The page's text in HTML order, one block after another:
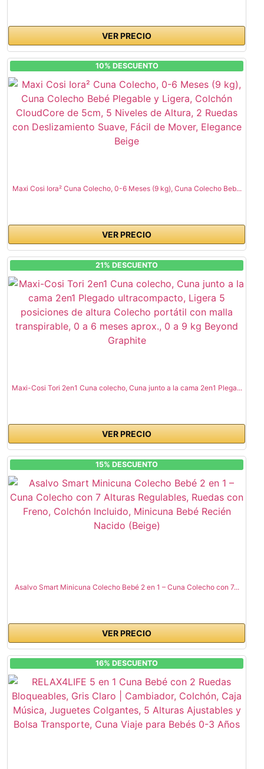
VER PRECIO
10% DESCUENTO
Maxi Cosi Iora² Cuna Colecho, 0-6 Meses (9 kg), Cuna Colecho Beb...
VER PRECIO
21% DESCUENTO
Maxi-Cosi Tori 2en1 Cuna colecho, Cuna junto a la cama 2en1 Plega...
VER PRECIO
15% DESCUENTO
Asalvo Smart Minicuna Colecho Bebé 2 en 1 – Cuna Colecho con 7...
VER PRECIO
16% DESCUENTO